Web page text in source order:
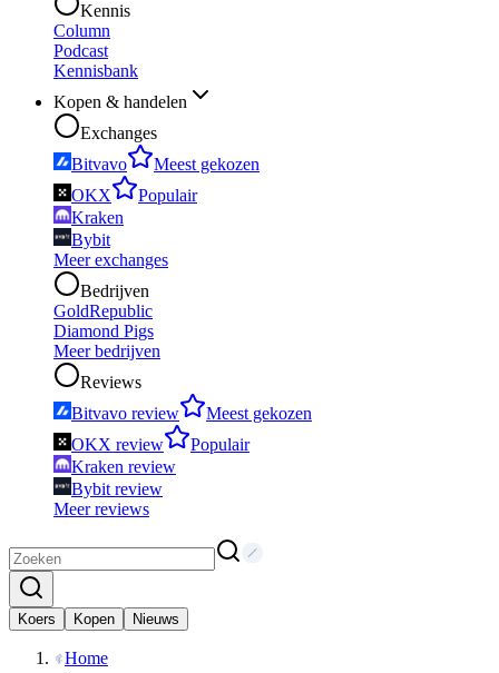
Kennis
Column
Podcast
Kennisbank
Kopen & handelen
Exchanges
Bitvavo
Meest gekozen
OKX
Populair
Kraken
Bybit
Meer exchanges
Bedrijven
GoldRepublic
Diamond Pigs
Meer bedrijven
Reviews
Bitvavo review
Meest gekozen
OKX review
Populair
Kraken review
Bybit review
Meer reviews
Koers Kopen Nieuws
Home